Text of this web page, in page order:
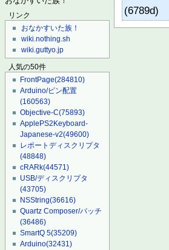
リンク
おなかすいた族！
wiki.nothing.sh
wiki.guttyo.jp
人気の50件
FrontPage(284810)
Arduino/ピン配置
(160563)
Objective-C(75893)
ApplePS2Keyboard-
Japanese-v2(49600)
レポートディスクリプタ
(48848)
cRARk(44571)
USB/ディスクリプタ
(43705)
NSString(36616)
Quartz Composer/パッチ
(36486)
SmartQ 5(35209)
Arduino(32431)
(6789d)